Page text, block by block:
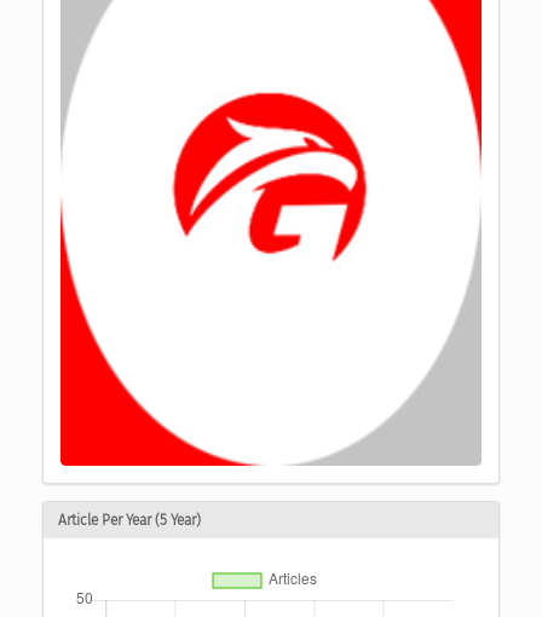
Article Per Year (5 Year)